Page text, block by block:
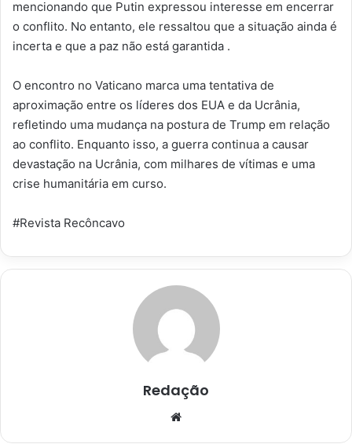
mencionando que Putin expressou interesse em encerrar
o conflito. No entanto, ele ressaltou que a situação ainda é
incerta e que a paz não está garantida .​
O encontro no Vaticano marca uma tentativa de
aproximação entre os líderes dos EUA e da Ucrânia,
refletindo uma mudança na postura de Trump em relação
ao conflito. Enquanto isso, a guerra continua a causar
devastação na Ucrânia, com milhares de vítimas e uma
crise humanitária em curso.
#Revista Recôncavo
Redação